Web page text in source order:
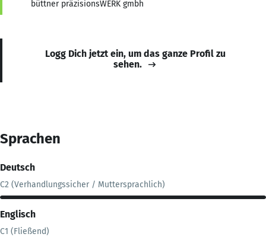
büttner präzisionsWERK gmbh
Logg Dich jetzt ein, um das ganze Profil zu
sehen.
Sprachen
Deutsch
C2 (Verhandlungssicher / Muttersprachlich)
Englisch
C1 (Fließend)